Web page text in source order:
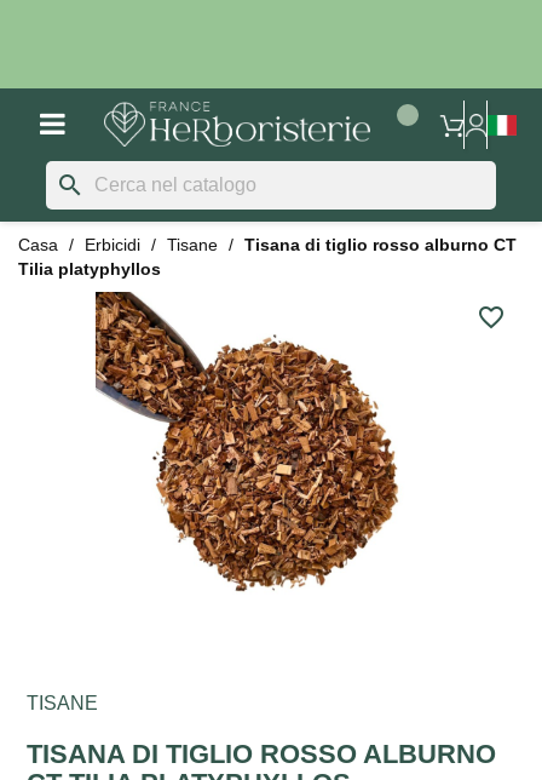
search
Casa Erbicidi Tisane
Tisana di tiglio rosso alburno CT
Tilia platyphyllos
favorite_border
TISANE
TISANA DI TIGLIO ROSSO ALBURNO